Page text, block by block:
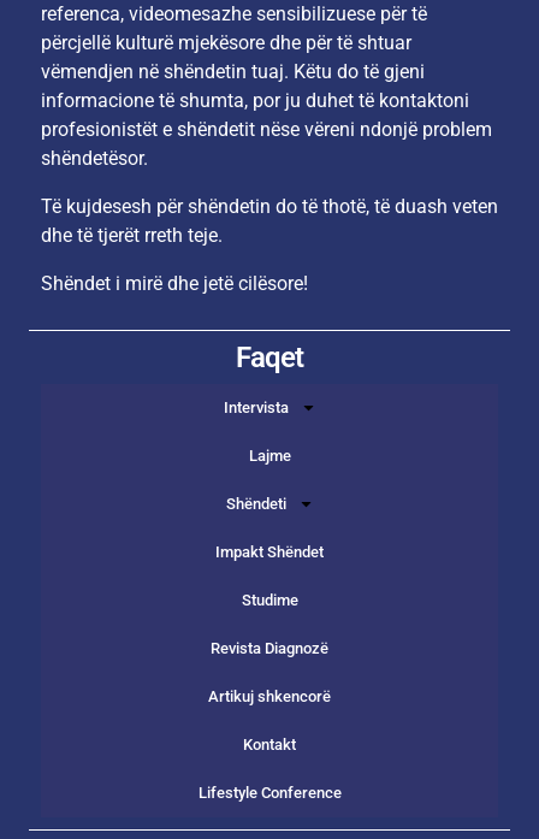
referenca, videomesazhe sensibilizuese për të
përcjellë kulturë mjekësore dhe për të shtuar
vëmendjen në shëndetin tuaj. Këtu do të gjeni
informacione të shumta, por ju duhet të kontaktoni
profesionistët e shëndetit nëse vëreni ndonjë problem
shëndetësor.
Të kujdesesh për shëndetin do të thotë, të duash veten
dhe të tjerët rreth teje.
Shëndet i mirë dhe jetë cilësore!
Faqet
Intervista
Lajme
Shëndeti
Impakt Shëndet
Studime
Revista Diagnozë
Artikuj shkencorë
Kontakt
Lifestyle Conference